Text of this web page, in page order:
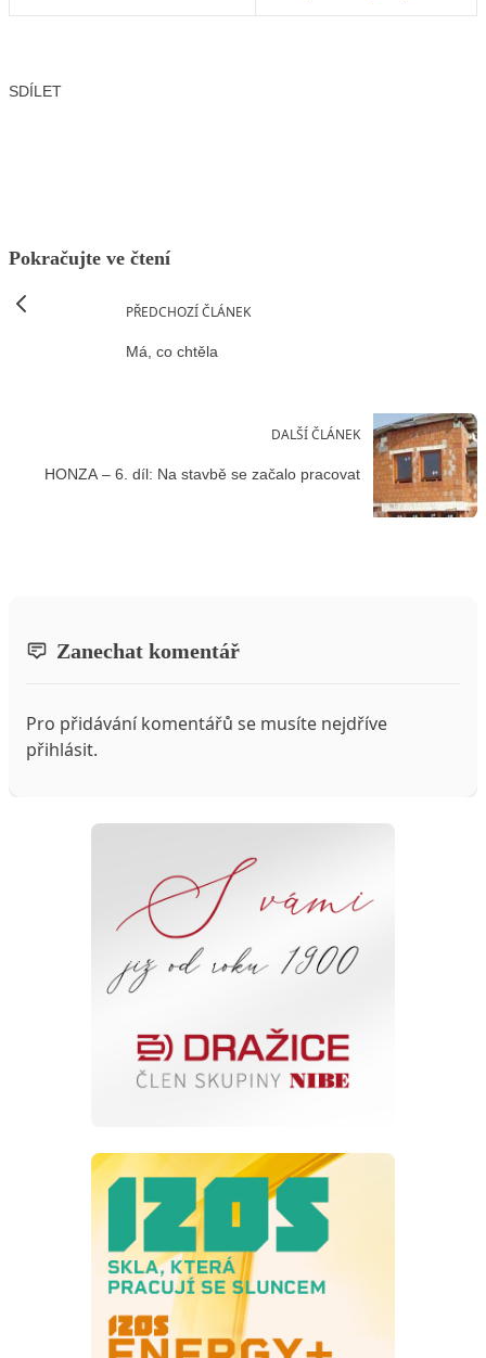
SDÍLET
Pokračujte ve čtení
PŘEDCHOZÍ ČLÁNEK
Má, co chtěla
DALŠÍ ČLÁNEK
HONZA – 6. díl: Na stavbě se začalo pracovat
Zanechat komentář
Pro přidávání komentářů se musíte nejdříve
přihlásit.